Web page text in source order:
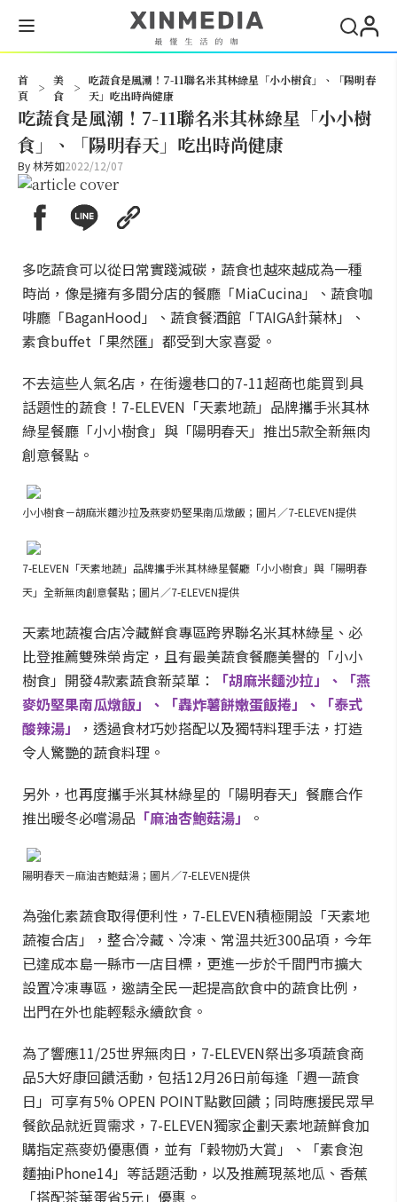
首
頁
>
美
食
>
吃蔬食是風潮！7-11聯名米其林綠星「小小樹食」、「陽明春
天」吃出時尚健康
吃蔬食是風潮！7-11聯名米其林綠星「小小樹
食」、「陽明春天」吃出時尚健康
By林芳如2022/12/07
多吃蔬食可以從日常實踐減碳，蔬食也越來越成為一種
時尚，像是擁有多間分店的餐廳「MiaCucina」、蔬食咖
啡廳「BaganHood」、蔬食餐酒館「TAIGA針葉林」、
素食buffet「果然匯」都受到大家喜愛。
不去這些人氣名店，在街邊巷口的7-11超商也能買到具
話題性的蔬食！7-ELEVEN「天素地蔬」品牌攜手米其林
綠星餐廳「小小樹食」與「陽明春天」推出5款全新無肉
創意餐點。
小小樹食－胡麻米麵沙拉及燕麥奶堅果南瓜燉飯；圖片／7-ELEVEN提供
7-ELEVEN「天素地蔬」品牌攜手米其林綠星餐廳「小小樹食」與「陽明春
天」全新無肉創意餐點；圖片／7-ELEVEN提供
天素地蔬複合店冷藏鮮食專區跨界聯名米其林綠星、必
比登推薦雙殊榮肯定，且有最美蔬食餐廳美譽的「小小
樹食」開發4款素蔬食新菜單：
「胡麻米麵沙拉」、「燕
麥奶堅果南瓜燉飯」、「轟炸薯餅嫩蛋飯捲」、「泰式
酸辣湯」
，透過食材巧妙搭配以及獨特料理手法，打造
令人驚艷的蔬食料理。
另外，也再度攜手米其林綠星的「陽明春天」餐廳合作
推出暖冬必嚐湯品 「麻油杏鮑菇湯」 。
陽明春天－麻油杏鮑菇湯；圖片／7-ELEVEN提供
為強化素蔬食取得便利性，7-ELEVEN積極開設「天素地
蔬複合店」，整合冷藏、冷凍、常溫共近300品項，今年
已達成本島一縣市一店目標，更進一步於千間門市擴大
設置冷凍專區，邀請全民一起提高飲食中的蔬食比例，
出門在外也能輕鬆永續飲食。
為了響應11/25世界無肉日，7-ELEVEN祭出多項蔬食商
品5大好康回饋活動，包括12月26日前每逢「週一蔬食
日」可享有5% OPEN POINT點數回饋；同時應援民眾早
餐飲品就近買需求，7-ELEVEN獨家企劃天素地蔬鮮食加
購指定燕麥奶優惠價，並有「穀物奶大賞」、「素食泡
麵抽iPhone14」等話題活動，以及推薦現蒸地瓜、香蕉
「搭配茶葉蛋省5元」優惠。